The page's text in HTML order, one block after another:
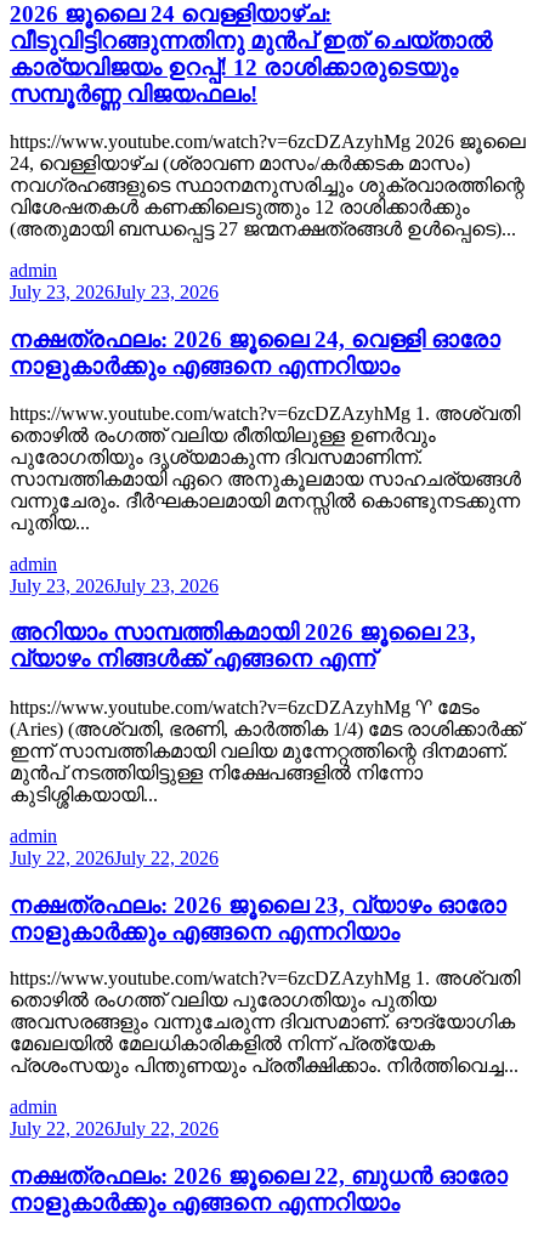
2026 ജൂലൈ 24 വെള്ളിയാഴ്ച:
വീടുവിട്ടിറങ്ങുന്നതിനു മുൻപ് ഇത് ചെയ്താൽ
കാര്യവിജയം ഉറപ്പ്! 12 രാശിക്കാരുടെയും
സമ്പൂർണ്ണ വിജയഫലം!
https://www.youtube.com/watch?v=6zcDZAzyhMg 2026 ജൂലൈ
24, വെള്ളിയാഴ്ച (ശ്രാവണ മാസം/കർക്കടക മാസം)
നവഗ്രഹങ്ങളുടെ സ്ഥാനമനുസരിച്ചും ശുക്രവാരത്തിന്റെ
വിശേഷതകൾ കണക്കിലെടുത്തും 12 രാശിക്കാർക്കും
(അതുമായി ബന്ധപ്പെട്ട 27 ജന്മനക്ഷത്രങ്ങൾ ഉൾപ്പെടെ)...
admin
July 23, 2026July 23, 2026
നക്ഷത്രഫലം: 2026 ജൂലൈ 24, വെള്ളി ഓരോ
നാളുകാർക്കും എങ്ങനെ എന്നറിയാം
https://www.youtube.com/watch?v=6zcDZAzyhMg 1. അശ്വതി
തൊഴിൽ രംഗത്ത് വലിയ രീതിയിലുള്ള ഉണർവും
പുരോഗതിയും ദൃശ്യമാകുന്ന ദിവസമാണിന്ന്.
സാമ്പത്തികമായി ഏറെ അനുകൂലമായ സാഹചര്യങ്ങൾ
വന്നുചേരും. ദീർഘകാലമായി മനസ്സിൽ കൊണ്ടുനടക്കുന്ന
പുതിയ...
admin
July 23, 2026July 23, 2026
അറിയാം സാമ്പത്തികമായി 2026 ജൂലൈ 23,
വ്യാഴം നിങ്ങൾക്ക് എങ്ങനെ എന്ന്
https://www.youtube.com/watch?v=6zcDZAzyhMg ♈ മേടം
(Aries) (അശ്വതി, ഭരണി, കാർത്തിക 1/4) മേട രാശിക്കാർക്ക്
ഇന്ന് സാമ്പത്തികമായി വലിയ മുന്നേറ്റത്തിന്റെ ദിനമാണ്.
മുൻപ് നടത്തിയിട്ടുള്ള നിക്ഷേപങ്ങളിൽ നിന്നോ
കുടിശ്ശികയായി...
admin
July 22, 2026July 22, 2026
നക്ഷത്രഫലം: 2026 ജൂലൈ 23, വ്യാഴം ഓരോ
നാളുകാർക്കും എങ്ങനെ എന്നറിയാം
https://www.youtube.com/watch?v=6zcDZAzyhMg 1. അശ്വതി
തൊഴിൽ രംഗത്ത് വലിയ പുരോഗതിയും പുതിയ
അവസരങ്ങളും വന്നുചേരുന്ന ദിവസമാണ്. ഔദ്യോഗിക
മേഖലയിൽ മേലധികാരികളിൽ നിന്ന് പ്രത്യേക
പ്രശംസയും പിന്തുണയും പ്രതീക്ഷിക്കാം. നിർത്തിവെച്ച...
admin
July 22, 2026July 22, 2026
നക്ഷത്രഫലം: 2026 ജൂലൈ 22, ബുധൻ ഓരോ
നാളുകാർക്കും എങ്ങനെ എന്നറിയാം